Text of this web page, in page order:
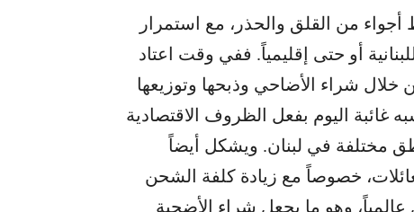
من القلق والحذر، مع استمرار
أو حتى إقليمياً. ففي وقت اعتاد
خلال شراء الأضاحي وذبحها وتوزيعها
غائبة اليوم بفعل الظروف الاقتصادية
مختلفة في لبنان. ويشكل أيضاً
خصوصاً مع زيادة كلفة الشحن
عالمياً، وهو ما يجعل شراء الأضحية